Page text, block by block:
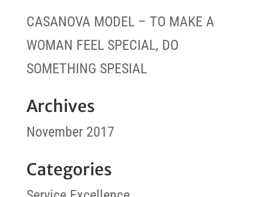
CASANOVA MODEL – TO MAKE A
WOMAN FEEL SPECIAL, DO
SOMETHING SPESIAL
Archives
November 2017
Categories